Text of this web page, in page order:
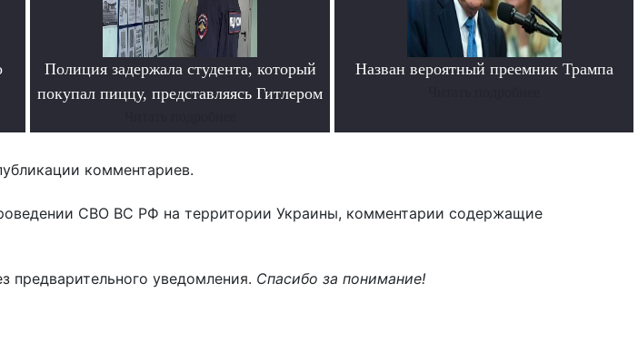
Полиция задержала студента, который
покупал пиццу, представляясь Гитлером
Назван вероятный преемник Трампа
комментариев.
СВО ВС РФ на территории Украины, комментарии содержащие
предварительного уведомления. Спасибо за понимание!